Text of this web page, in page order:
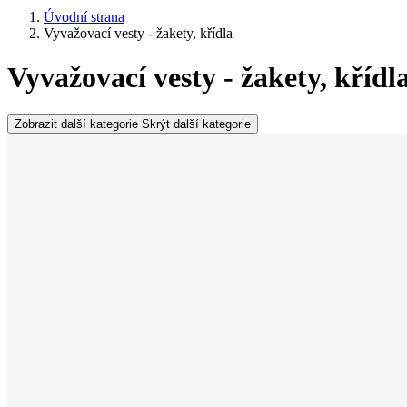
Úvodní strana
Vyvažovací vesty - žakety, křídla
Vyvažovací vesty - žakety,
Zobrazit další kategorie Skrýt další kategorie